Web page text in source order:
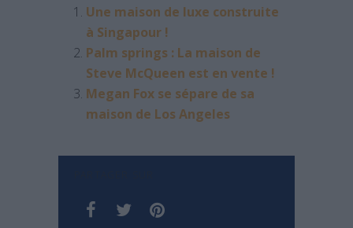
Une maison de luxe construite
à Singapour !
Palm springs : La maison de
Steve McQueen est en vente !
Megan Fox se sépare de sa
maison de Los Angeles